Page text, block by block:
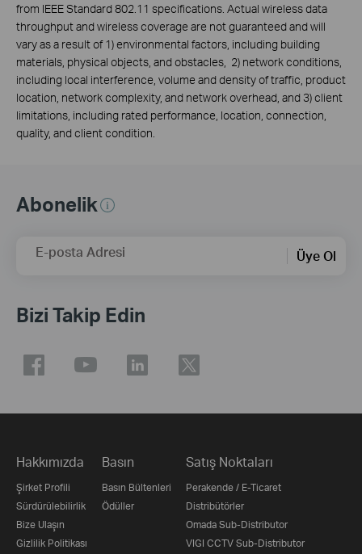
from IEEE Standard 802.11 specifications. Actual wireless data
throughput and wireless coverage are not guaranteed and will
vary as a result of 1) environmental factors, including building
materials, physical objects, and obstacles, 2) network conditions,
including local interference, volume and density of traffic, product
location, network complexity, and network overhead, and 3) client
limitations, including rated performance, location, connection,
quality, and client condition.
Abonelik
E-posta Adresi Üye Ol
Bizi Takip Edin
Hakkımızda
Şirket Profili
Sürdürülebilirlik
Bize Ulaşın
Gizlilik Politikası
Basın
Basın Bültenleri
Ödüller
Satış Noktaları
Perakende / E-Ticaret
Distribütörler
Omada Sub-Distributor
VIGI CCTV Sub-Distributor